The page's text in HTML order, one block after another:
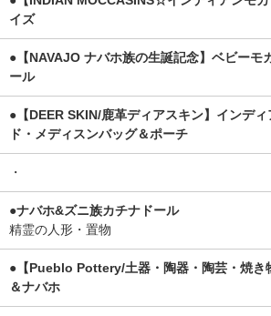
イズ
●【NAVAJO ナバホ族の生誕記念】ベビーモ
ール
●【DEER SKIN/鹿革ディアスキン】インディ
ド・メディスンバッグ＆ポーチ
・
●ナバホ&ズニ族カチナドール
精霊の人形・置物
●【Pueblo Pottery/土器・陶器・陶芸・焼き
＆ナバホ